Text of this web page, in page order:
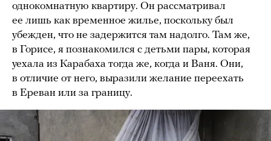
однокомнатную квартиру. Он рассматривал
ее лишь как временное жилье, поскольку был
убежден, что не задержится там надолго. Там же,
в Горисе, я познакомился с детьми пары, которая
уехала из Карабаха тогда же, когда и Ваня. Они,
в отличие от него, выразили желание переехать
в Ереван или за границу.